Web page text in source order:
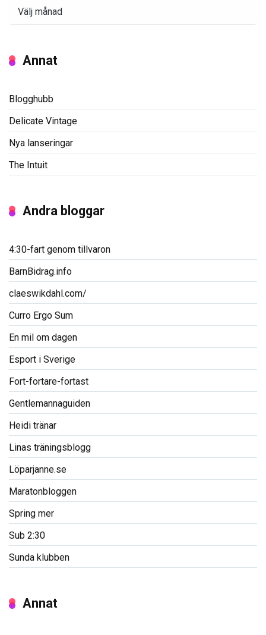
Annat
Blogghubb
Delicate Vintage
Nya lanseringar
The Intuit
Andra bloggar
4:30-fart genom tillvaron
BarnBidrag.info
claeswikdahl.com/
Curro Ergo Sum
En mil om dagen
Esport i Sverige
Fort-fortare-fortast
Gentlemannaguiden
Heidi tränar
Linas träningsblogg
Löparjanne.se
Maratonbloggen
Spring mer
Sub 2:30
Sunda klubben
Annat